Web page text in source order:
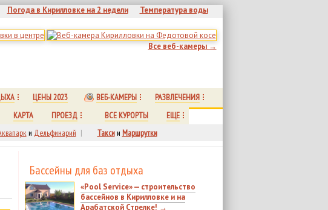
Погода в Кирилловке на 2 недели
Температура воды
Все веб-камеры →
ЦЕНЫ 2023 ВЕБ-КАМЕРЫ
РАЗВЛЕЧЕНИЯ
КАРТА ПРОЕЗД ВСЕ КУРОРТЫ
ЕЩЕ
и Дельфинарий | Таксии Маршрутки
Бассейны для баз отдыха
«Pool Service» — строительство
бассейнов в Кирилловке и на
Арабатской Стрелке! →